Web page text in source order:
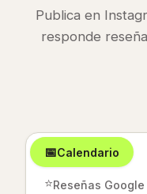
Publica en
responde
📅Calendario
⭐Reseñas Google